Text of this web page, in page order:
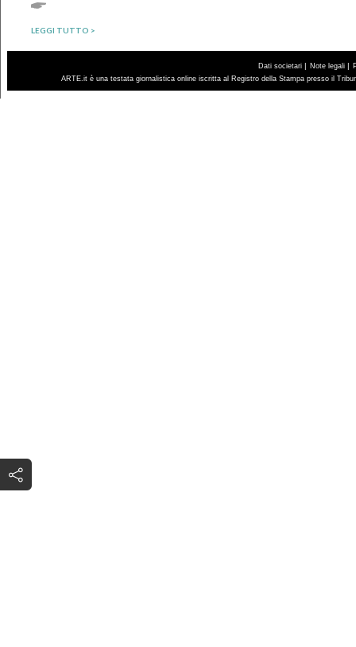
LEGGI TUTTO >
Dati societari | Note legali |
ARTE.it è una testata giornalistica online iscritta al Registro della Stampa presso il